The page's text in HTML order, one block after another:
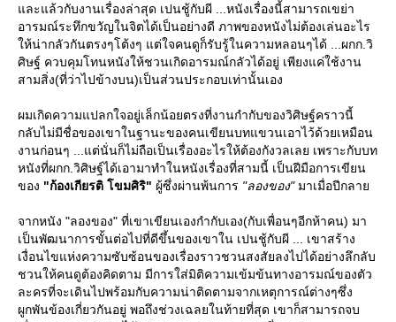
ละแล้วกับงานเรื่องล่าสุด เปนชู้กับผี ...หนังเรื่องนี้สามารถเขย่า
อารมณ์ระทึกขวัญในจิตได้เป็นอย่างดี ภาพของหนังไม่ต้องเล่นอะไร
ห้น่ากลัวกันตรงๆโต้งๆ แต่ใจคนดูก็รับรู้ในความหลอนๆได้ ...ผกก.วิ
ศิษฐ์ ควบคุมโทนหนังให้ชวนเกิดอารมณ์กลัวได้อยู่ เพียงแค่ใช้งาน
สามสิ่ง(ที่ว่าไปข้างบน)เป็นส่วนประกอบเท่านั้นเอง
ผมเกิดความแปลกใจอยู่เล็กน้อยตรงที่งานกำกับของวิศิษฐ์คราวนี้
กลับไม่มีชื่อของเขาในฐานะของคนเขียนบทแขวนเอาไว้ด้วยเหมือน
งานก่อนๆ ...แต่นั่นก็ไม่ถือเป็นเรื่องอะไรให้ต้องกังวลเลย เพราะกับบท
หนังที่ผกก.วิศิษฐ์ได้เอามาทำในหนังเรื่องที่สามนี้ เป็นฝีมือการเขียน
ของ "ก้องเกียรติ โขมศิริ" ผู้ซึ่งผ่านพ้นการ "ลองของ"มาเมื่อปีกลา
จากหนัง "ลองของ" ที่เขาเขียนเองกำกับเอง(กับเพื่อนๆอีกห้าคน) มา
เป็นพัฒนาการขั้นต่อไปที่ดีขึ้นของเขาใน เปนชู้กับผี ... เขาสร้าง
เงื่อนไขแห่งความซับซ้อนของเรื่องราวชวนสงสัยลงไปได้อย่างลึกลับ
ชวนให้คนดูต้องคิดตาม มีการใส่มิติความเข้มข้นทางอารมณ์ของตัว
ละครที่จะเดินไปพร้อมกับความน่าติดตามจากเหตุการณ์ต่างๆซึ่ง
ผูกพันข้องเกี่ยวกันอยู่ พอถึงช่วงเฉลยในท้ายที่สุด เขาก็สามารถจบ